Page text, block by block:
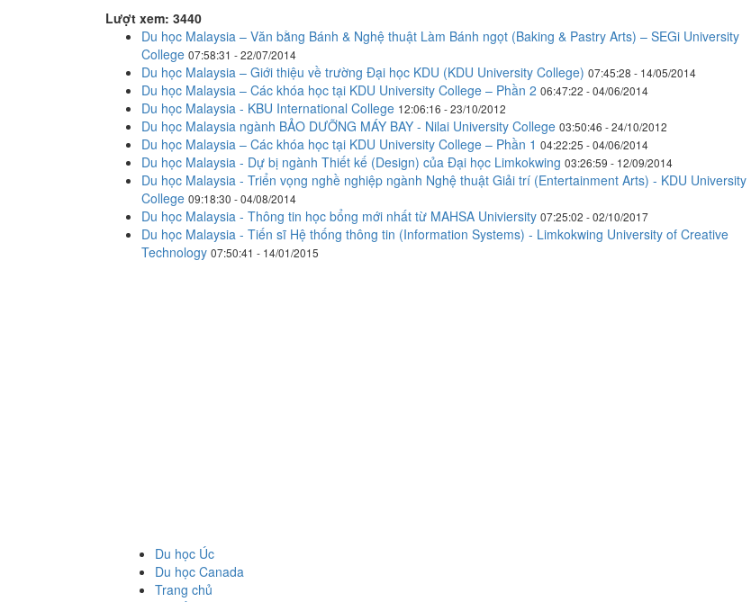
Lượt xem: 3440
Du học Malaysia – Văn bằng Bánh & Nghệ thuật Làm Bánh ngọt (Baking & Pastry Arts) – SEGi University
College 07:58:31 - 22/07/2014
Du học Malaysia – Giới thiệu về trường Đại học KDU (KDU University College) 07:45:28 - 14/05/2014
Du học Malaysia – Các khóa học tại KDU University College – Phần 2 06:47:22 - 04/06/2014
Du học Malaysia - KBU International College 12:06:16 - 23/10/2012
Du học Malaysia ngành BẢO DƯỠNG MÁY BAY - Nilai University College 03:50:46 - 24/10/2012
Du học Malaysia – Các khóa học tại KDU University College – Phần 1 04:22:25 - 04/06/2014
Du học Malaysia - Dự bị ngành Thiết kế (Design) của Đại học Limkokwing 03:26:59 - 12/09/2014
Du học Malaysia - Triển vọng nghề nghiệp ngành Nghệ thuật Giải trí (Entertainment Arts) - KDU University
College 09:18:30 - 04/08/2014
Du học Malaysia - Thông tin học bổng mới nhất từ MAHSA Univiersity 07:25:02 - 02/10/2017
Du học Malaysia - Tiến sĩ Hệ thống thông tin (Information Systems) - Limkokwing University of Creative
Technology 07:50:41 - 14/01/2015
Du học Úc
Du học Canada
Trang chủ